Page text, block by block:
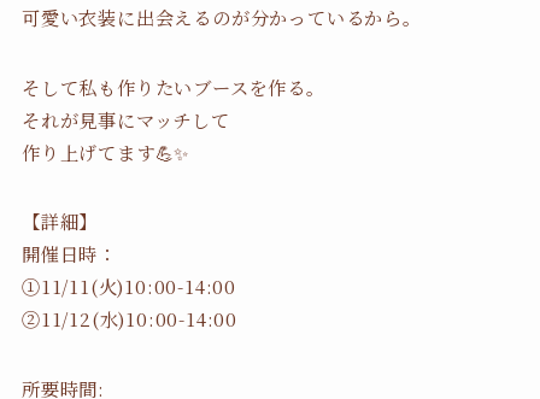
可愛い衣装に出会えるのが分かっているから。
そして私も作りたいブースを作る。
それが見事にマッチして
作り上げてます💪✨
【詳細】
開催日時：
①11/11(火)10:00-14:00
②11/12(水)10:00-14:00
所要時間: